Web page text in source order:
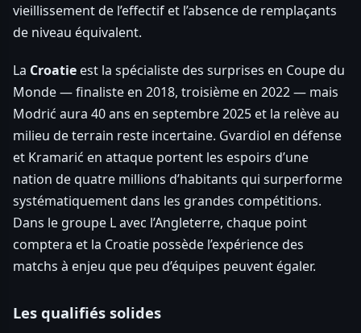
vieillissement de l’effectif et l’absence de remplaçants
de niveau équivalent.
La Croatie est la spécialiste des surprises en Coupe du
Monde — finaliste en 2018, troisième en 2022 — mais
Modrić aura 40 ans en septembre 2025 et la relève au
milieu de terrain reste incertaine. Gvardiol en défense
et Kramarić en attaque portent les espoirs d’une
nation de quatre millions d’habitants qui surperforme
systématiquement dans les grandes compétitions.
Dans le groupe L avec l’Angleterre, chaque point
comptera et la Croatie possède l’expérience des
matchs à enjeu que peu d’équipes peuvent égaler.
Les qualifiés solides